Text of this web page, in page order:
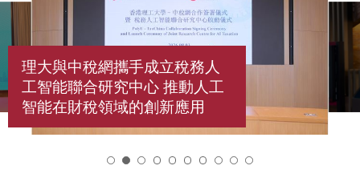
理大與中稅網攜手成立稅務人
工智能聯合研究中心 推動人工
智能在財稅領域的創新應用